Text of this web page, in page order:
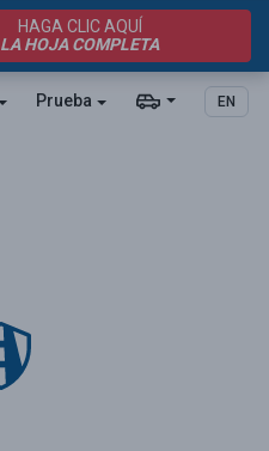
Prueba EN
HAGA CLIC AQUÍ
LA HOJA COMPLETA